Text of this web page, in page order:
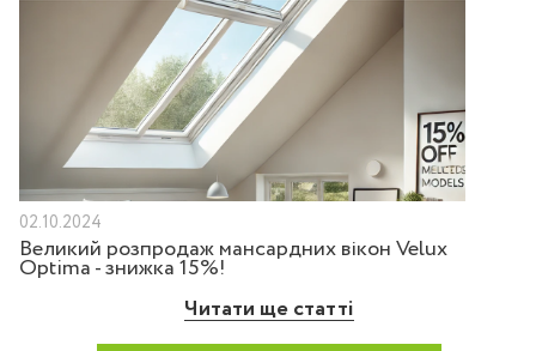
02.10.2024
Великий розпродаж мансардних вікон Velux
Optima - знижка 15%!
Читати ще статті